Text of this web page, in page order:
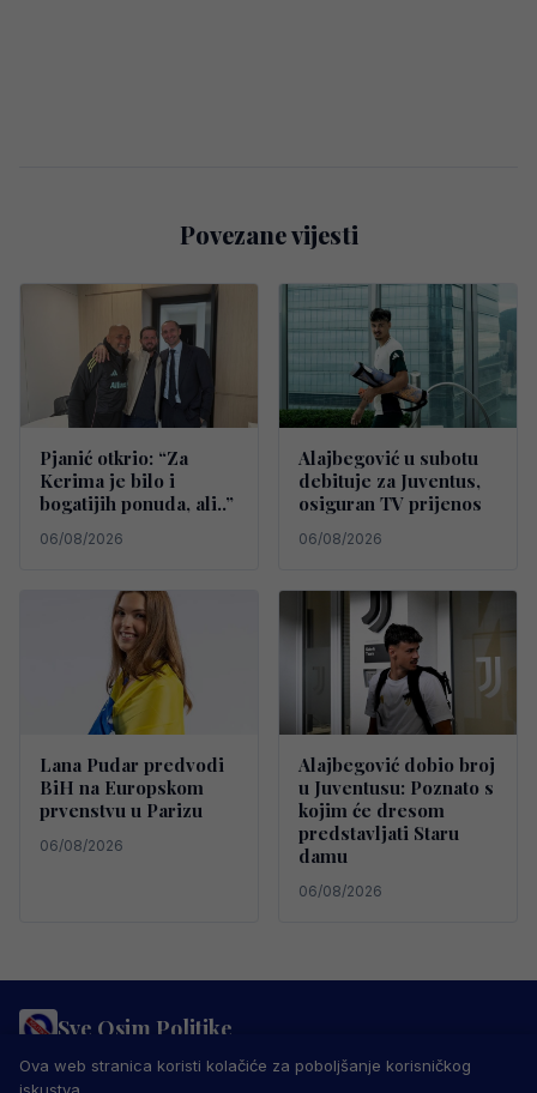
Povezane vijesti
Pjanić otkrio: “Za
Kerima je bilo i
bogatijih ponuda, ali..”
06/08/2026
Alajbegović u subotu
debituje za Juventus,
osiguran TV prijenos
06/08/2026
Lana Pudar predvodi
BiH na Europskom
prvenstvu u Parizu
06/08/2026
Alajbegović dobio broj
u Juventusu: Poznato s
kojim će dresom
predstavljati Staru
damu
06/08/2026
Sve Osim Politike
PRAVILA PRIVATNOSTIMARKETING USLOVI KORIŠTENJA
IMPRESSUM
Ova web stranica koristi kolačiće za poboljšanje korisničkog